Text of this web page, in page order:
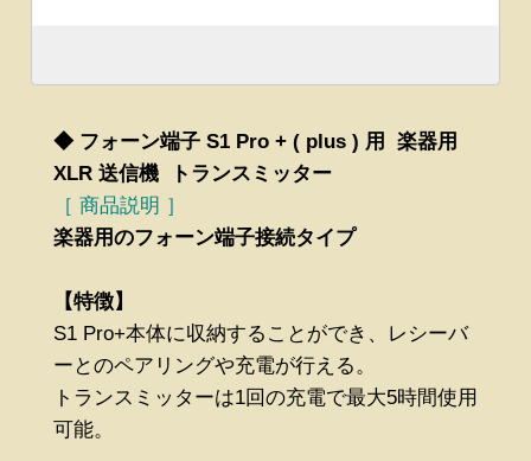
◆ フォーン端子 S1 Pro + ( plus ) 用 楽器用
XLR 送信機 トランスミッター
［ 商品説明 ］
楽器用のフォーン端子接続タイプ
【特徴】
S1 Pro+本体に収納することができ、レシーバ
ーとのペアリングや充電が行える。
トランスミッターは1回の充電で最大5時間使用
可能。